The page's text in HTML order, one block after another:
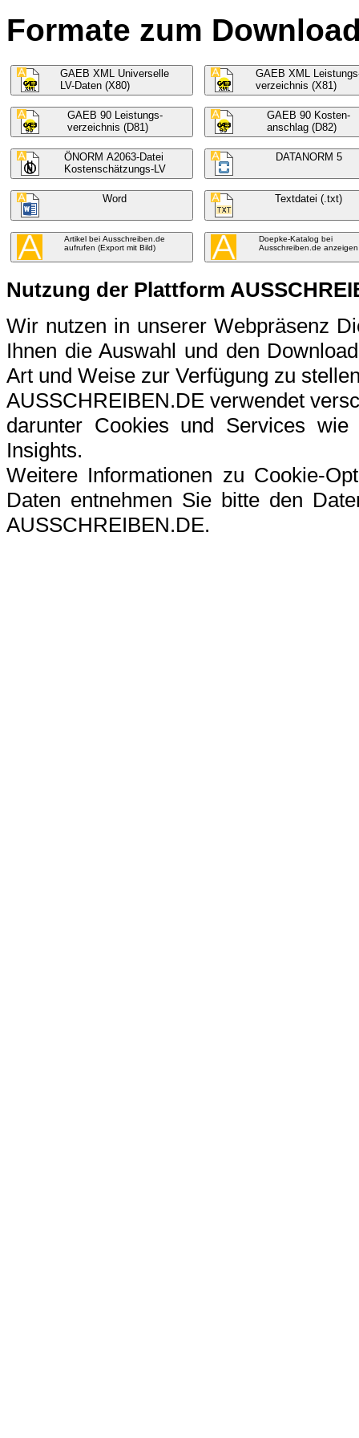
Formate zum
GAEB XML Universelle
LV-Daten (X80)
GAEB XML
verzeichnis (X81)
GAEB 90 Leistungs-
verzeichnis (D81)
GAEB 90 Kosten-
anschlag (D82)
ÖNORM A2063-Datei
Kostenschätzungs-LV
DATANORM 5
Word Textdatei (.txt)
Artikel bei Ausschreiben.de
aufrufen (Export mit Bild)
Doepke-Katalog bei
Ausschreiben.de anzeigen
Nutzung der Plattform
Wir nutzen in unserer Webpräsenz
Ihnen die Auswahl und den
Art und Weise zur Verfügung zu
AUSSCHREIBEN.DE verwendet
darunter Cookies und Services
Insights.
Weitere Informationen zu Cookie-
Daten entnehmen Sie bitte den
AUSSCHREIBEN.DE.